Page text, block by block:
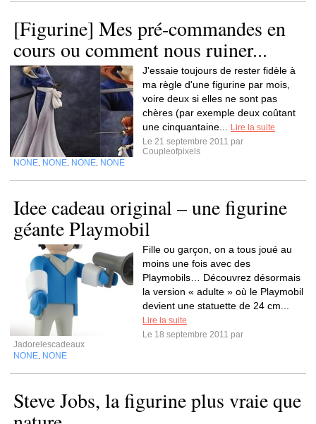
[Figurine] Mes pré-commandes en
cours ou comment nous ruiner...
J'essaie toujours de rester fidèle à
ma règle d'une figurine par mois,
voire deux si elles ne sont pas
chères (par exemple deux coûtant
une cinquantaine...
Lire la suite
Le 21 septembre 2011 par
Coupleofpixels
NONE NONE NONE NONE
Idee cadeau original – une figurine
géante Playmobil
Fille ou garçon, on a tous joué au
moins une fois avec des
Playmobils… Découvrez désormais
la version « adulte » où le Playmobil
devient une statuette de 24 cm...
Lire la suite
Le 18 septembre 2011 par
Jadorelescadeaux
NONE NONE
Steve Jobs, la figurine plus vraie que